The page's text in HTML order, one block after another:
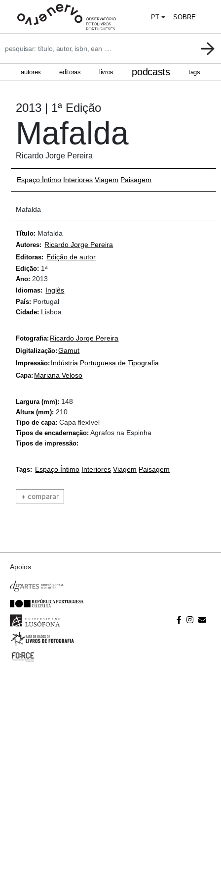
PT SOBRE
autores editoras livros podcasts tags
2013 | 1ª Edição
Mafalda
Ricardo Jorge Pereira
Espaço Íntimo Interiores Viagem Paisagem
Mafalda
Título: Mafalda
Autores: Ricardo Jorge Pereira
Editoras: Edição de autor
Edição: 1ª
Ano: 2013
Idiomas: Inglês
País: Portugal
Cidade: Lisboa
Fotografia: Ricardo Jorge Pereira
Digitalização: Gamut
Impressão: Indústria Portuguesa de Tipografia
Capa: Mariana Veloso
Largura (mm): 148
Altura (mm): 210
Tipo de capa: Capa flexível
Tipos de encadernação: Agrafos na Espinha
Tipos de impressão:
Tags: Espaço Íntimo Interiores Viagem Paisagem
+ comparar
Apoios: